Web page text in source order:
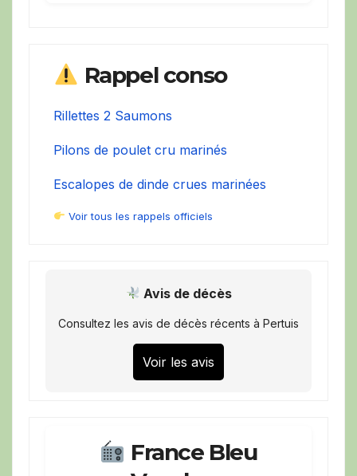
Rappel conso
Rillettes 2 Saumons
Pilons de poulet cru marinés
Escalopes de dinde crues marinées
Voir tous les rappels officiels
Avis de décès
Consultez les avis de décès récents à Pertuis
Voir les avis
France Bleu